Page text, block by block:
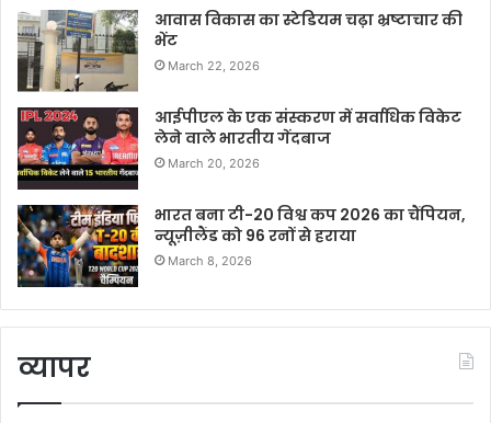
आवास विकास का स्टेडियम चढ़ा भ्रष्टाचार की
भेंट
March 22, 2026
आईपीएल के एक संस्करण में सर्वाधिक विकेट
लेने वाले भारतीय गेंदबाज
March 20, 2026
भारत बना टी-20 विश्व कप 2026 का चैंपियन,
न्यूज़ीलैंड को 96 रनों से हराया
March 8, 2026
व्यापर